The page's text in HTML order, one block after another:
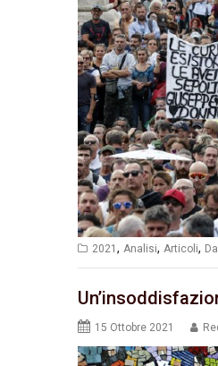
2021 , Analisi, Articoli,
15 Ottobre 2021